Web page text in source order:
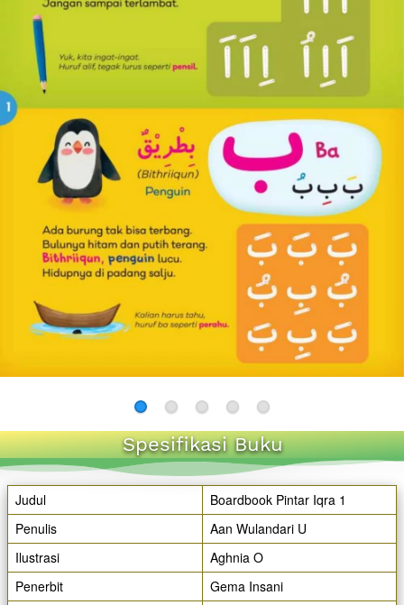
Spesifikasi Buku
Judul
Boardbook Pintar Iqra 1
Penulis
Aan Wulandari U
Ilustrasi
Aghnia O
Penerbit
Gema Insani